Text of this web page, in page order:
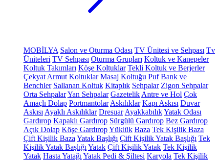
MOBİLYA Salon ve Oturma Odası TV Ünitesi ve Sehpası Tv
Üniteleri TV Sehpası Oturma Grupları Koltuk ve Kanepeler
Koltuk Takımları Köşe Koltuklar Tekli Koltuk ve Berjerler
Çekyat Armut Koltuklar Masaj Koltuğu Puf Bank ve
Benchler Sallanan Koltuk Kitaplık Sehpalar Zigon Sehpalar
Orta SehpalarYan Sehpalar Gazetelik Antre ve Hol Çok
Amaçlı Dolap Portmantolar Askılıklar Kapı Askısı Duvar
Askısı Ayaklı Askılıklar Dresuar AyakkabılıkYatak Odası
Gardırop Kapaklı Gardırop Sürgülü Gardırop Bez Gardırop
Açık Dolap Köşe GardıropYüklük Baza Tek Kişilik Baza
Çift Kişilik Baza Yatak Başlığı Çift Kişilik Yatak Başlığı Tek
Kişilik Yatak Başlığı Yatak Çift Kişilik Yatak Tek Kişilik
Yatak Hasta Yatağı Yatak Pedi & Şiltesi Karyola Tek Kişilik